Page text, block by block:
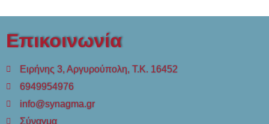
Επικοινωνία
Ειρήνης 3, Αργυρούπολη, Τ.Κ. 16452
6949954976
info@synagma.gr
Σύναγμα